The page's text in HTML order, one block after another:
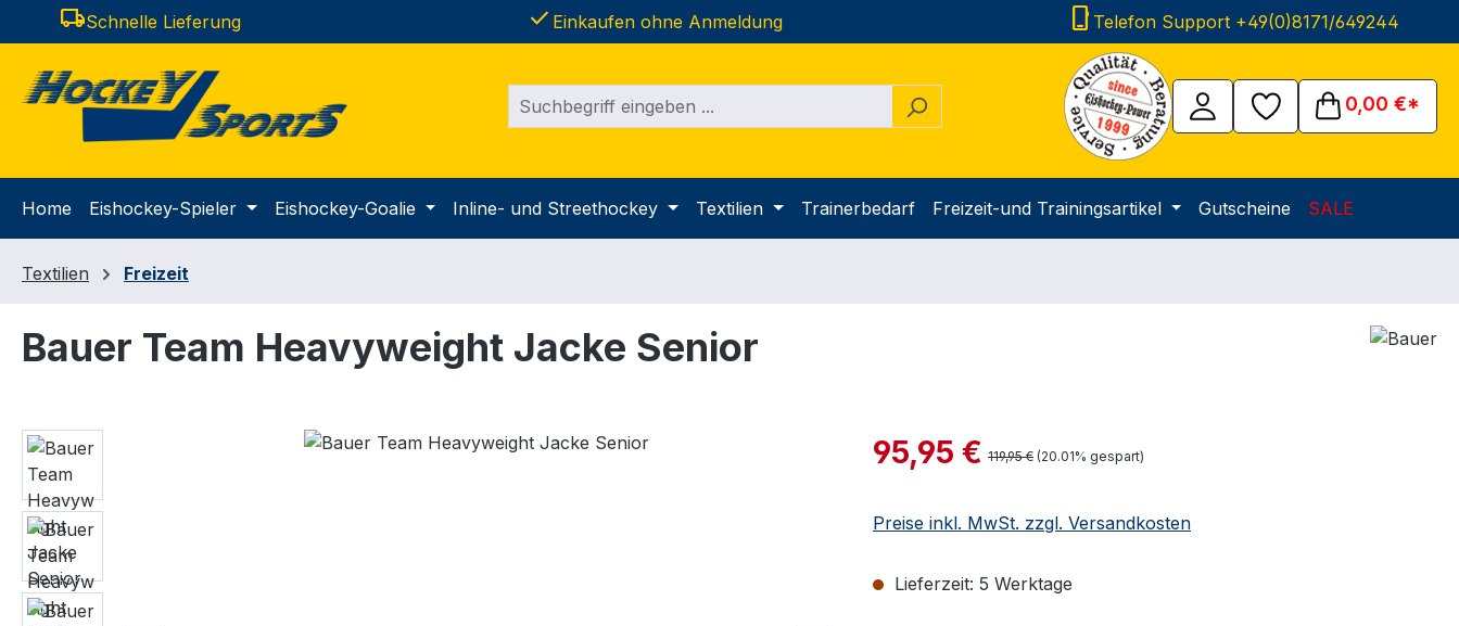
Hauptinhalt springen
Zur Suche springen
Zur Hauptnavigation springen
local_shippingSchnelle Lieferung done Einkaufen ohne Anmeldung phone_iphone Telefon Support +49(0)8171/649244
0,00 €*
Home Eishockey-Spieler Eishockey-Goalie Inline- und Streethockey Textilien Trainerbedarf Freizeit-und Trainingsartikel Gutscheine SALE
Textilien Freizeit
Bauer Team Heavyweight Jacke Senior
Bildergalerie überspringen Verkaufspreis:
95,95 € Regulärer Preis:
119,95 € (20.01% gespart)
Preise inkl. MwSt. zzgl. Versandkosten
Lieferzeit: 5 Werktage